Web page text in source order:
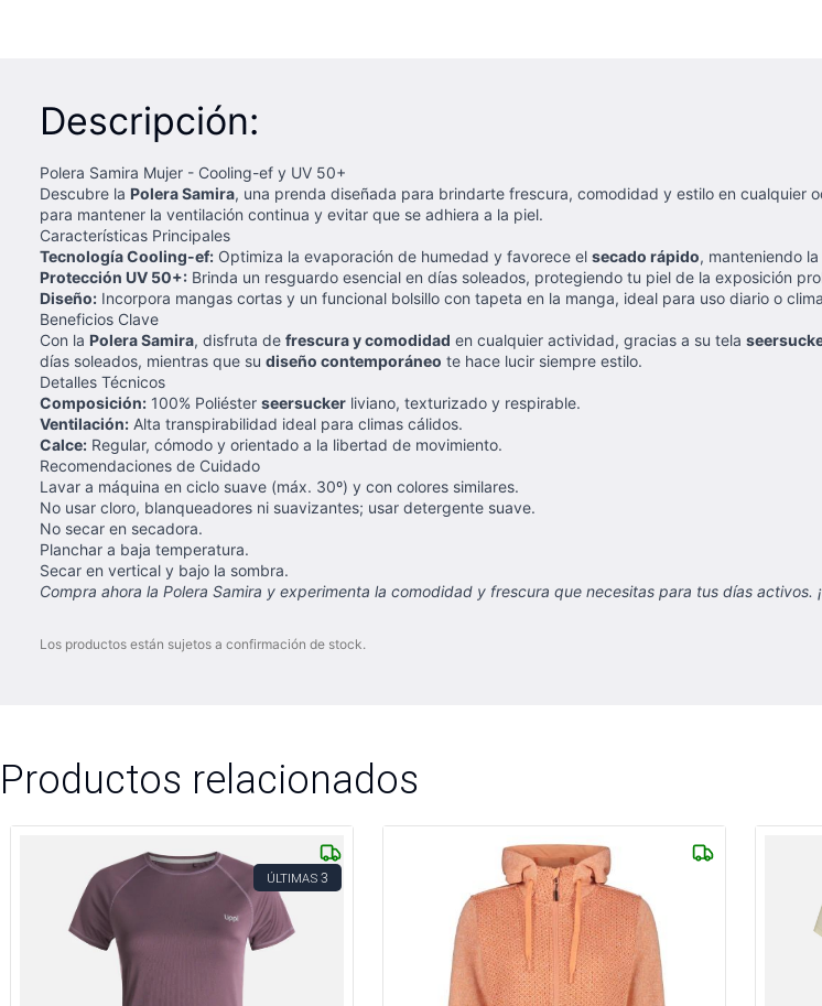
Descripción:
Polera Samira Mujer - Cooling-ef y UV 50+
Descubre la Polera Samira, una prenda diseñada para brindarte frescura, comodidad y estilo en cualquier
para mantener la ventilación continua y evitar que se adhiera a la piel.
Características Principales
Tecnología Cooling-ef: Optimiza la evaporación de humedad y favorece el secado rápido, manteniendo
Protección UV 50+: Brinda un resguardo esencial en días soleados, protegiendo tu piel de la exposición
Diseño: Incorpora mangas cortas y un funcional bolsillo con tapeta en la manga, ideal para uso diario o
Beneficios Clave
Con la Polera Samira, disfruta de frescura y comodidad en cualquier actividad, gracias a su tela
días soleados, mientras que su diseño contemporáneo te hace lucir siempre estilo.
Detalles Técnicos
Composición: 100% Poliéster seersucker liviano, texturizado y respirable.
Ventilación: Alta transpirabilidad ideal para climas cálidos.
Calce: Regular, cómodo y orientado a la libertad de movimiento.
Recomendaciones de Cuidado
Lavar a máquina en ciclo suave (máx. 30º) y con colores similares.
No usar cloro, blanqueadores ni suavizantes; usar detergente suave.
No secar en secadora.
Planchar a baja temperatura.
Secar en vertical y bajo la sombra.
Compra ahora la Polera Samira y experimenta la comodidad y frescura que necesitas para tus días
Los productos están sujetos a confirmación de stock.
Productos relacionados
ÚLTIMAS 3